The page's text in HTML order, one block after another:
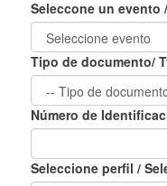
Seleccone un evento
Tipo de documento/
Número de
Seleccione perfil /